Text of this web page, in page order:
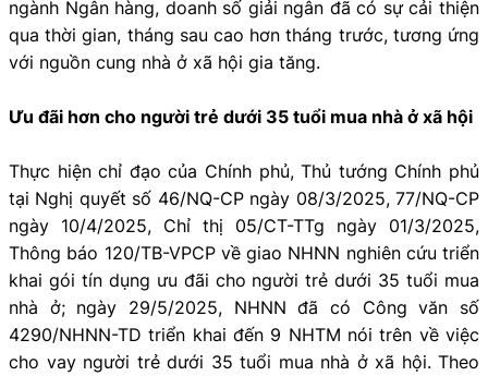
ngành Ngân hàng, doanh số giải ngân đã có sự cải thiện
qua thời gian, tháng sau cao hơn tháng trước, tương ứng
với nguồn cung nhà ở xã hội gia tăng.
Ưu đãi hơn cho người trẻ dưới 35 tuổi mua nhà ở xã hội
Thực hiện chỉ đạo của Chính phủ, Thủ tướng Chính phủ
tại Nghị quyết số 46/NQ-CP ngày 08/3/2025, 77/NQ-CP
ngày 10/4/2025, Chỉ thị 05/CT-TTg ngày 01/3/2025,
Thông báo 120/TB-VPCP về giao NHNN nghiên cứu triển
khai gói tín dụng ưu đãi cho người trẻ dưới 35 tuổi mua
nhà ở; ngày 29/5/2025, NHNN đã có Công văn số
4290/NHNN-TD triển khai đến 9 NHTM nói trên về việc
cho vay người trẻ dưới 35 tuổi mua nhà ở xã hội. Theo